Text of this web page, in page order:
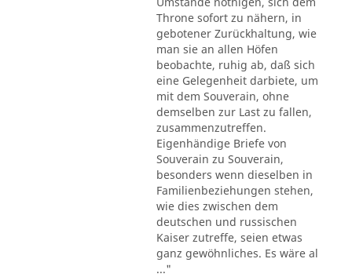
Throne sofort zu nähern, in
gebotener Zurückhaltung, wie
man sie an allen Höfen
beobachte, ruhig ab, daß sich
eine Gelegenheit darbiete, um
mit dem Souverain, ohne
demselben zur Last zu fallen,
zusammenzutreffen.
Eigenhändige Briefe von
Souverain zu Souverain,
besonders wenn dieselben in
Familienbeziehungen stehen,
wie dies zwischen dem
deutschen und russischen
Kaiser zutreffe, seien etwas
ganz gewöhnliches. Es wäre al
..."